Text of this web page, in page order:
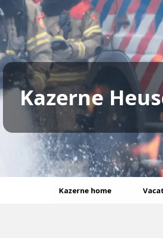
Kazerne
Kazerne home